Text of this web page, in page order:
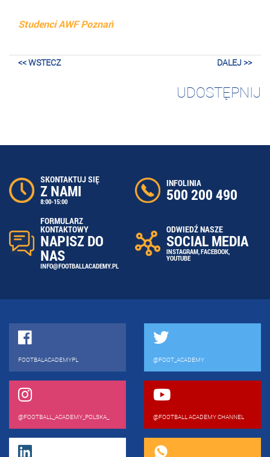
Studenci AWF Poznań
<< WSTECZ DALEJ >>
UDOSTĘPNIJ
SKONTAKTUJ SIĘ
Z NAMI
8:00-15:00
INFOLINIA
500 200 490
FORMULARZ
KONTAKTOWY
NAPISZ DO
NAS
INFO@FOOTBALLACADEMY.PL
ODWIEDŹ NASZE
SOCIAL MEDIA
INSTAGRAM,FACEBOOK,
YOUTUBE
FOOTBALACADEMYPL @FOOT_ACADEMY
@FOOTBALL_ACADEMY_POLSKA_ @FOOTBALL ACADEMY CHANNEL